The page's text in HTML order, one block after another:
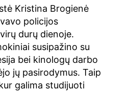
Kristina Brogienė
policijos
durų dienoje.
susipažino su
bei kinologų darbo
jų pasirodymus. Taip
galima studijuoti